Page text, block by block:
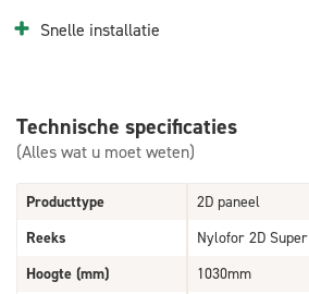
Snelle installatie
Technische specificaties
(Alles wat u moet weten)
Producttype
2D paneel
Reeks
Nylofor 2D Super
Hoogte (mm)
1030mm